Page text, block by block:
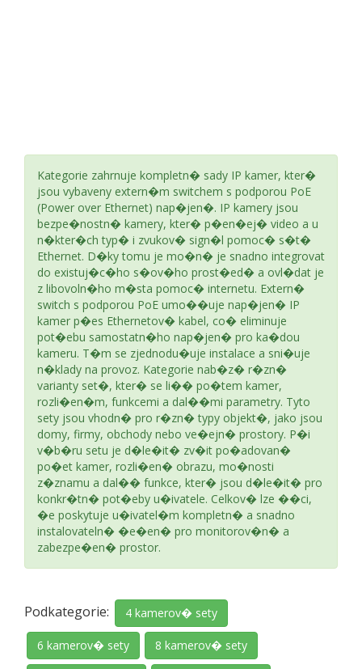
Kategorie zahrnuje kompletn� sady IP kamer, kter�
jsou vybaveny extern�m switchem s podporou PoE
(Power over Ethernet) nap�jen�. IP kamery jsou
bezpe�nostn� kamery, kter� p�en�ej� video a u
n�kter�ch typ� i zvukov� sign�l pomoc� s�t�
Ethernet. D�ky tomu je mo�n� je snadno integrovat
do existuj�c�ho s�ov�ho prost�ed� a ovl�dat je
z libovoln�ho m�sta pomoc� internetu. Extern�
switch s podporou PoE umo��uje nap�jen� IP
kamer p�es Ethernetov� kabel, co� eliminuje
pot�ebu samostatn�ho nap�jen� pro ka�dou
kameru. T�m se zjednodu�uje instalace a sni�uje
n�klady na provoz. Kategorie nab�z� r�zn�
varianty set�, kter� se li�� po�tem kamer,
rozli�en�m, funkcemi a dal��mi parametry. Tyto
sety jsou vhodn� pro r�zn� typy objekt�, jako jsou
domy, firmy, obchody nebo ve�ejn� prostory. P�i
v�b�ru setu je d�le�it� zv�it po�adovan�
po�et kamer, rozli�en� obrazu, mo�nosti
z�znamu a dal�� funkce, kter� jsou d�le�it� pro
konkr�tn� pot�eby u�ivatele. Celkov� lze ��ci,
�e poskytuje u�ivatel�m kompletn� a snadno
instalovateln� �e�en� pro monitorov�n� a
zabezpe�en� prostor.
Podkategorie: 4 kamerov� sety
6 kamerov� sety 8 kamerov� sety